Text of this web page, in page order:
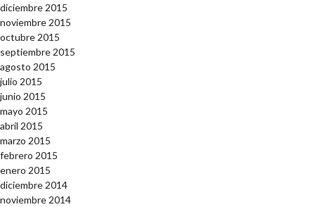
diciembre 2015
noviembre 2015
octubre 2015
septiembre 2015
agosto 2015
julio 2015
junio 2015
mayo 2015
abril 2015
marzo 2015
febrero 2015
enero 2015
diciembre 2014
noviembre 2014